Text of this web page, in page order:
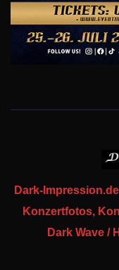
Dark-
Konzertfotos,
Dark Wave /